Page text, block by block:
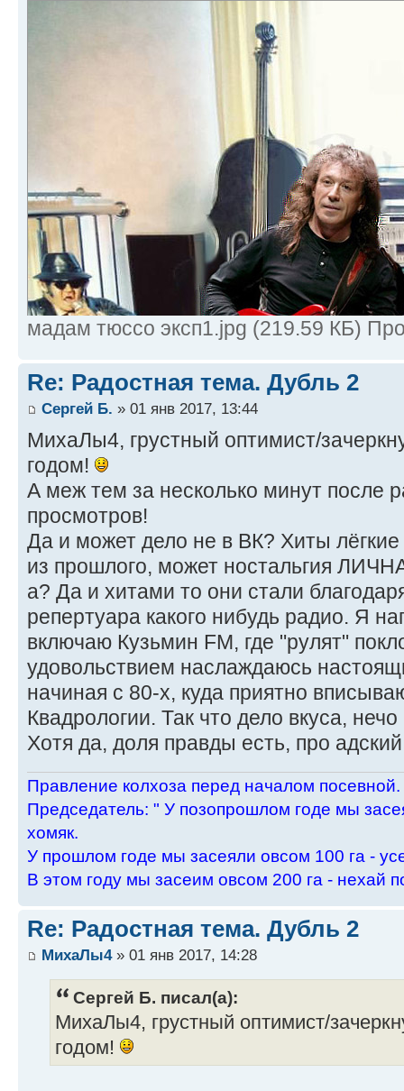
мадам тюссо эксп1.jpg (219.59 КБ)
Re: Радостная тема. Дубль 2
Сергей Б. » 01 янв 2017, 13:44
МихаЛы4, грустный оптимист/
годом!
А меж тем за несколько минут после
просмотров!
Да и может дело не в ВК? Хиты
из прошлого, может ностальгия
а? Да и хитами то они стали
репертуара какого нибудь радио. Я
включаю Кузьмин FM, где "рулят"
удовольствием наслаждаюсь
начиная с 80-х, куда приятно
Квадрологии. Так что дело вкуса,
Хотя да, доля правды есть, про
Пpавление колхоза пеpед началом посевной.
Пpедседатель: " У позопpошлом годе мы
хомяк.
У пpошлом годе мы засеяли овсом 100 га -
В этом году мы засеим овсом 200 га - нехай
Re: Радостная тема. Дубль 2
МихаЛы4» 01 янв 2017, 14:28
Сергей Б. писал(а):
МихаЛы4, грустный оптимист/
годом!